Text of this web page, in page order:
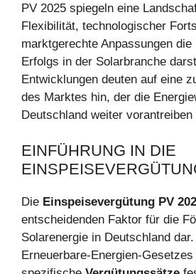
PV 2025 spiegeln eine
Flexibilität, technologischer
marktgerechte Anpassungen
Erfolgs in der Solarbranche
Entwicklungen deuten auf eine
des Marktes hin, der die
Deutschland weiter vorantreiben
EINFÜHRUNG IN DIE
Die Einspeisevergütung PV
entscheidenden Faktor für die
Solarenergie in Deutschland
Erneuerbare-Energien-